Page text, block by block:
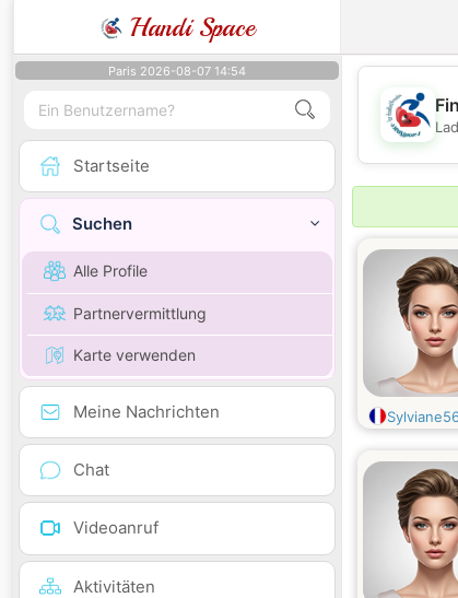
Handi Space
Paris 2026-08-07 14:54
Startseite
Suchen
Alle Profile
Partnervermittlung
Karte verwenden
Meine Nachrichten
Chat
Videoanruf
Aktivitäten